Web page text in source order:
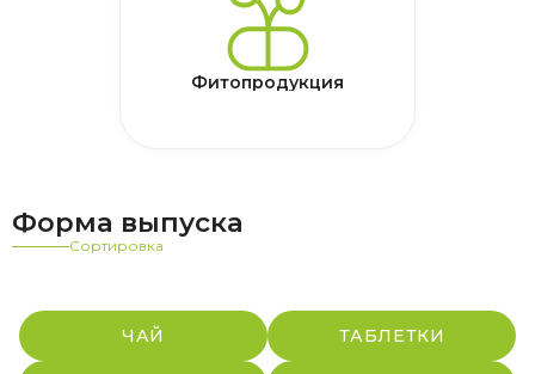
Фитопродукция
Форма выпуска
Сортировка
ЧАЙ ТАБЛЕТКИ